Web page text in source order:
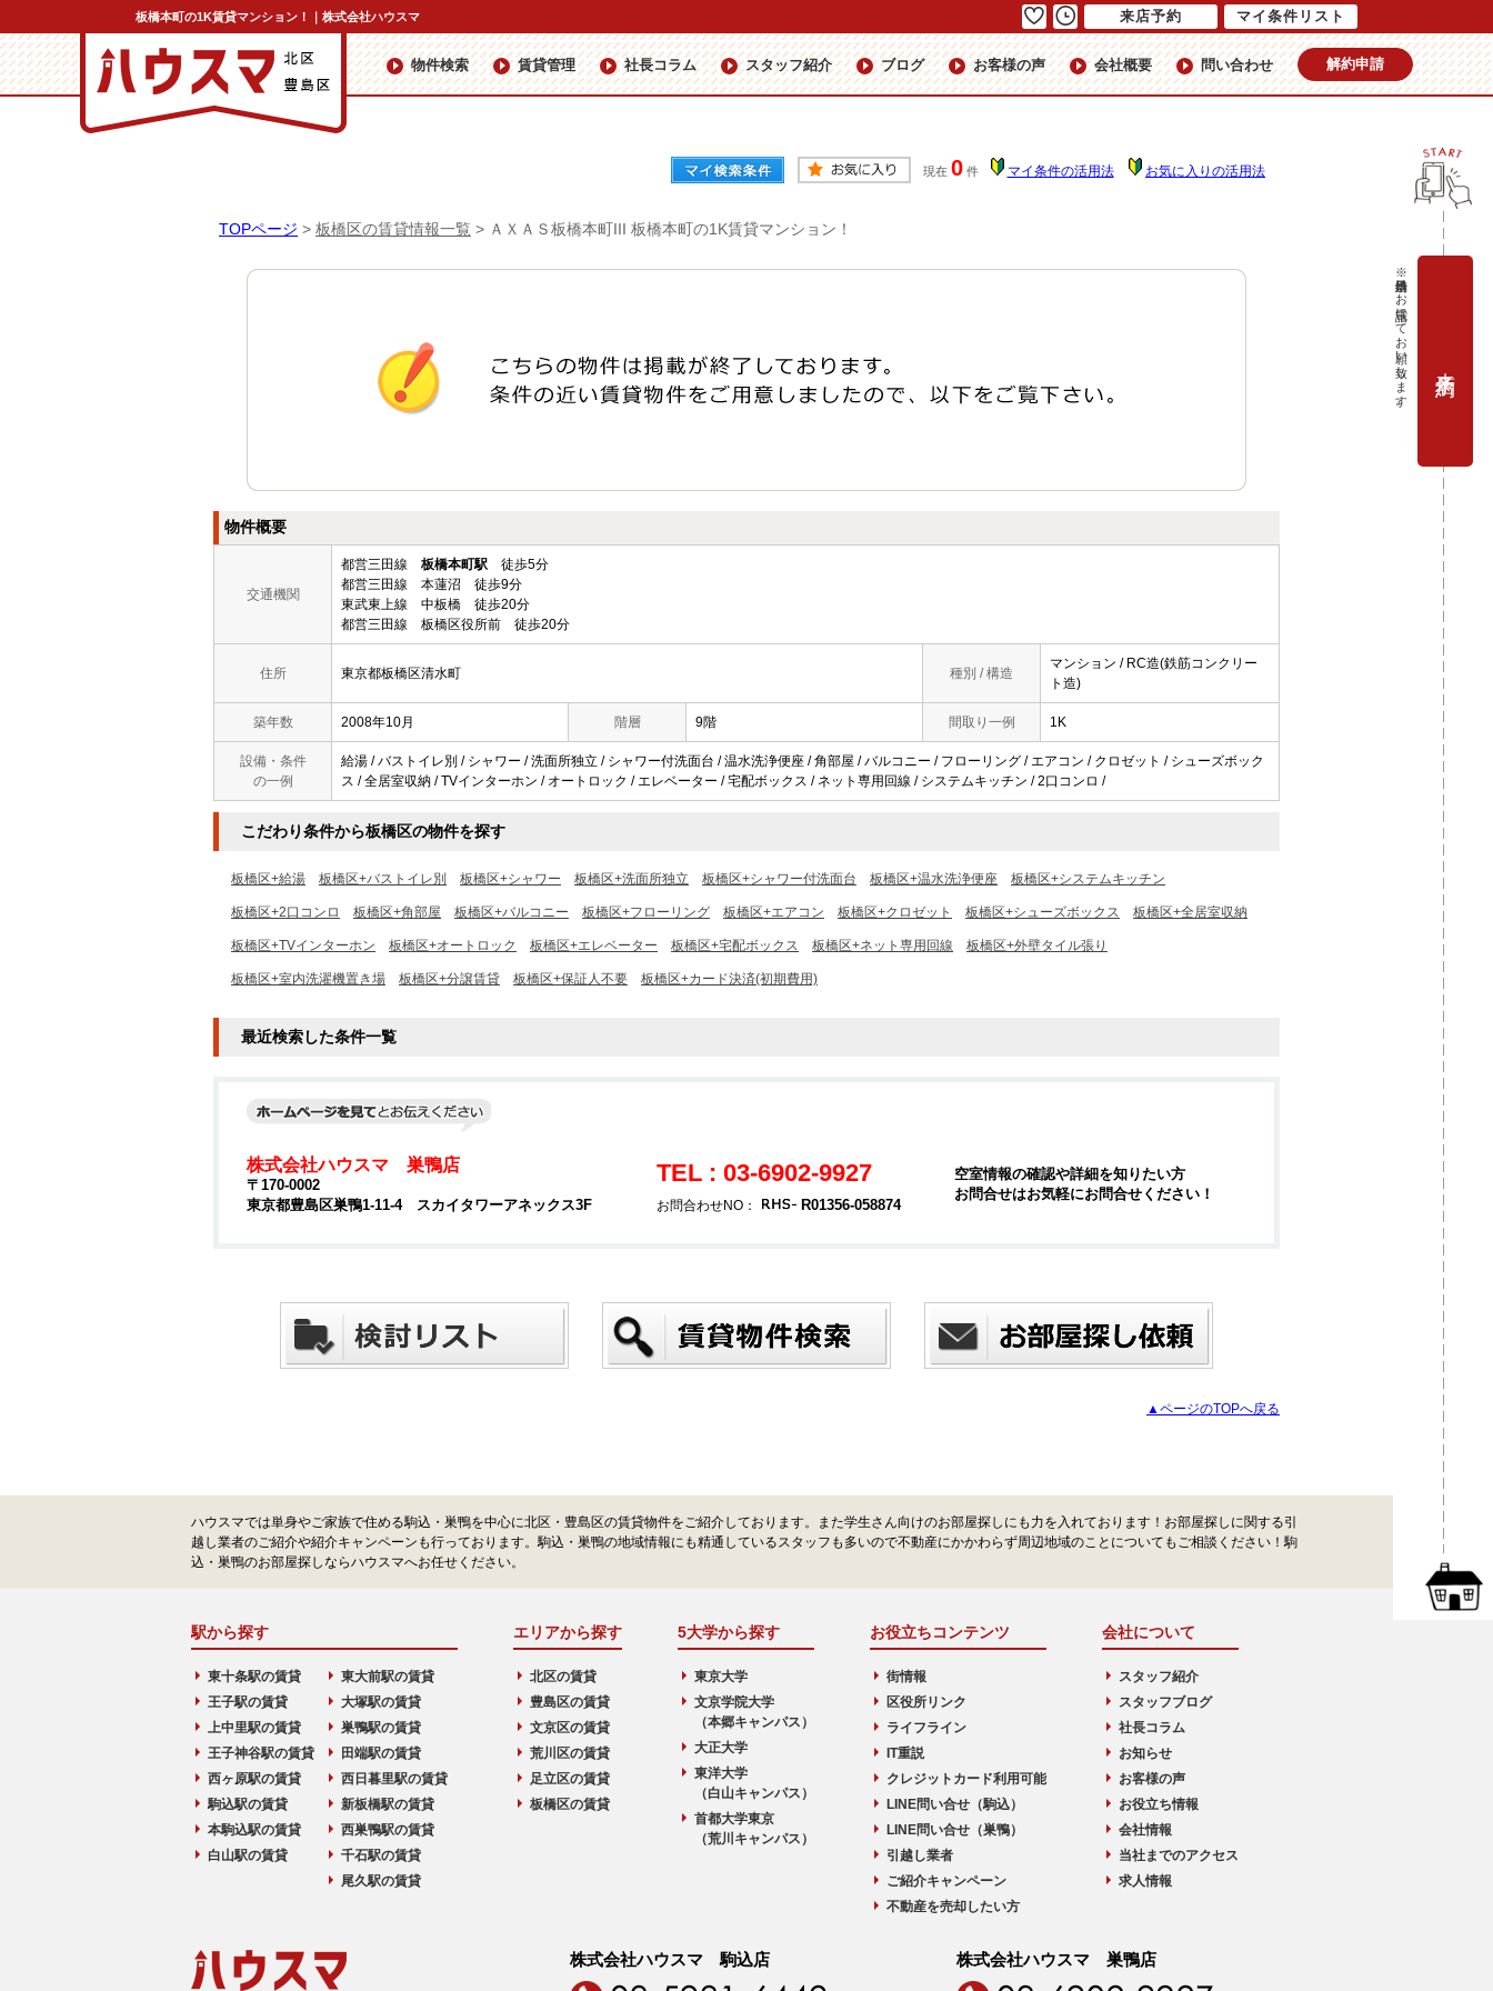
板橋本町の1K賃貸マンション！｜株式会社ハウスマ
物件検索 賃貸管理 社長コラム スタッフ紹介 ブログ お客様の声 会社概要 問い合わせ 解約申請
現在 0 件 マイ条件の活用法 お気に入りの活用法
TOPページ > 板橋区の賃貸情報一覧 > ＡＸＡＳ板橋本町III 板橋本町の1K賃貸マンション！
物件概要
交通機関
都営三田線 板橋本町駅 徒歩5分
都営三田線 本蓮沼 徒歩9分
東武東上線 中板橋 徒歩20分
都営三田線 板橋区役所前 徒歩20分
住所 東京都板橋区清水町 種別 / 構造
マンション / RC造(鉄筋コンクリー
ト造)
築年数 2008年10月 階層 9階 間取り一例 1K
設備・条件
の一例
給湯 / バストイレ別 / シャワー / 洗面所独立 / シャワー付洗面台 / 温水洗浄便座 / 角部屋 / バルコニー / フローリング / エアコン / クロゼット / シューズボック
ス / 全居室収納 / TVインターホン / オートロック / エレベーター / 宅配ボックス / ネット専用回線 / システムキッチン / 2口コンロ /
こだわり条件から板橋区の物件を探す
板橋区+給湯 板橋区+バストイレ別 板橋区+シャワー 板橋区+洗面所独立 板橋区+シャワー付洗面台 板橋区+温水洗浄便座 板橋区+システムキッチン
板橋区+2口コンロ 板橋区+角部屋 板橋区+バルコニー 板橋区+フローリング 板橋区+エアコン 板橋区+クロゼット 板橋区+シューズボックス 板橋区+全居室収納
板橋区+TVインターホン 板橋区+オートロック 板橋区+エレベーター 板橋区+宅配ボックス 板橋区+ネット専用回線 板橋区+外壁タイル張り
板橋区+室内洗濯機置き場 板橋区+分譲賃貸 板橋区+保証人不要 板橋区+カード決済(初期費用)
最近検索した条件一覧
株式会社ハウスマ 巣鴨店
〒170-0002
東京都豊島区巣鴨1-11-4 スカイタワーアネックス3F
TEL : 03-6902-9927
お問合わせNO： R01356-058874
空室情報の確認や詳細を知りたい方
お問合せはお気軽にお問合せください！
▲ページのTOPへ戻る
ハウスマでは単身やご家族で住める駒込・巣鴨を中心に北区・豊島区の賃貸物件をご紹介しております。また学生さん向けのお部屋探しにも力を入れております！お部屋探しに関する引
越し業者のご紹介や紹介キャンペーンも行っております。駒込・巣鴨の地域情報にも精通しているスタッフも多いので不動産にかかわらず周辺地域のことについてもご相談ください！駒
込・巣鴨のお部屋探しならハウスマへお任せください。
駅から探す
東十条駅の賃貸
王子駅の賃貸
上中里駅の賃貸
王子神谷駅の賃貸
西ヶ原駅の賃貸
駒込駅の賃貸
本駒込駅の賃貸
白山駅の賃貸
東大前駅の賃貸
大塚駅の賃貸
巣鴨駅の賃貸
田端駅の賃貸
西日暮里駅の賃貸
新板橋駅の賃貸
西巣鴨駅の賃貸
千石駅の賃貸
尾久駅の賃貸
エリアから探す
北区の賃貸
豊島区の賃貸
文京区の賃貸
荒川区の賃貸
足立区の賃貸
板橋区の賃貸
5大学から探す
東京大学
文京学院大学
（本郷キャンパス）
大正大学
東洋大学
（白山キャンパス）
首都大学東京
（荒川キャンパス）
お役立ちコンテンツ
街情報
区役所リンク
ライフライン
IT重説
クレジットカード利用可能
LINE問い合せ（駒込）
LINE問い合せ（巣鴨）
引越し業者
ご紹介キャンペーン
不動産を売却したい方
会社について
スタッフ紹介
スタッフブログ
社長コラム
お知らせ
お客様の声
お役立ち情報
会社情報
当社までのアクセス
求人情報
株式会社ハウスマ 駒込店 株式会社ハウスマ 巣鴨店
来店予約 マイ条件リスト
※当日予約はお電話にてお願い致します。